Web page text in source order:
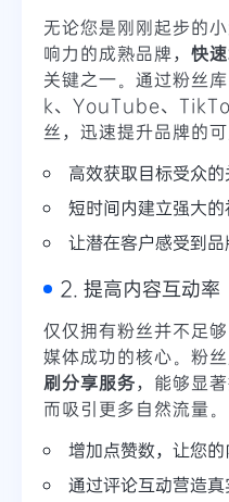
无论您是刚刚起步的
响力的成熟品牌， 快
关键之一。通过粉丝
k、YouTube、
丝，迅速提升品牌的可
高效获取目标受众的
短时间内建立强大的
让潜在客户感受到品
2. 提高内容互动率
仅仅拥有粉丝并不足
媒体成功的核心。粉
刷分享服务，能够显
而吸引更多自然流量。
增加点赞数，让您的
通过评论互动营造真